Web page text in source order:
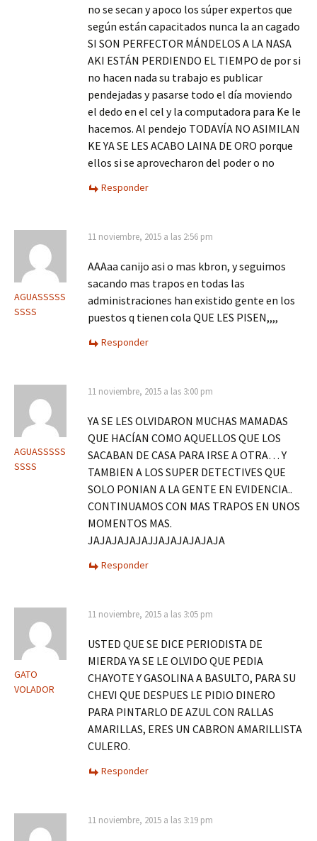
no se secan y apoco los súper expertos que
según están capacitados nunca la an cagado
SI SON PERFECTOR MÁNDELOS A LA NASA
AKI ESTÁN PERDIENDO EL TIEMPO de por si
no hacen nada su trabajo es publicar
pendejadas y pasarse todo el día moviendo
el dedo en el cel y la computadora para Ke le
hacemos. Al pendejo TODAVÍA NO ASIMILAN
KE YA SE LES ACABO LAINA DE ORO porque
ellos si se aprovecharon del poder o no
Responder
AGUASSSSS
SSSS
11 noviembre, 2015 a las 2:56 pm
AAAaa canijo asi o mas kbron, y seguimos
sacando mas trapos en todas las
administraciones han existido gente en los
puestos q tienen cola QUE LES PISEN,,,,
Responder
AGUASSSSS
SSSS
11 noviembre, 2015 a las 3:00 pm
YA SE LES OLVIDARON MUCHAS MAMADAS
QUE HACÍAN COMO AQUELLOS QUE LOS
SACABAN DE CASA PARA IRSE A OTRA… Y
TAMBIEN A LOS SUPER DETECTIVES QUE
SOLO PONIAN A LA GENTE EN EVIDENCIA..
CONTINUAMOS CON MAS TRAPOS EN UNOS
MOMENTOS MAS.
JAJAJAJAJAJJAJAJAJAJAJA
Responder
GATO
VOLADOR
11 noviembre, 2015 a las 3:05 pm
USTED QUE SE DICE PERIODISTA DE
MIERDA YA SE LE OLVIDO QUE PEDIA
CHAYOTE Y GASOLINA A BASULTO, PARA SU
CHEVI QUE DESPUES LE PIDIO DINERO
PARA PINTARLO DE AZUL CON RALLAS
AMARILLAS, ERES UN CABRON AMARILLISTA
CULERO.
Responder
11 noviembre, 2015 a las 3:19 pm